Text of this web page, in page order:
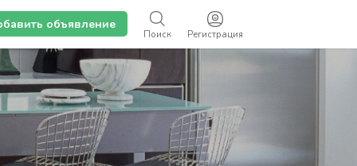
Регистрация
Поиск
объявление